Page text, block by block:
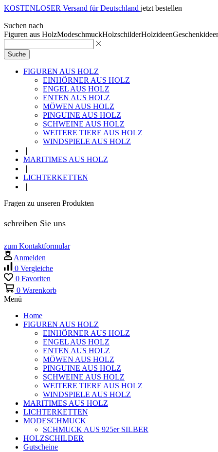
KOSTENLOSER Versand für Deutschland jetzt bestellen
Suchen nach
Figuren aus HolzModeschmuckHolzschilderHolzideen
Suche
FIGUREN AUS HOLZ
EINHÖRNER AUS HOLZ
ENGEL AUS HOLZ
ENTEN AUS HOLZ
MÖWEN AUS HOLZ
PINGUINE AUS HOLZ
SCHWEINE AUS HOLZ
WEITERE TIERE AUS HOLZ
WINDSPIELE AUS HOLZ
MARITIMES AUS HOLZ
LICHTERKETTEN
Fragen zu unseren Produkten
schreiben Sie uns
zum Kontaktformular
Anmelden
0 Vergleiche
0 Favoriten
0 Warenkorb
Menü
Home
FIGUREN AUS HOLZ
EINHÖRNER AUS HOLZ
ENGEL AUS HOLZ
ENTEN AUS HOLZ
MÖWEN AUS HOLZ
PINGUINE AUS HOLZ
SCHWEINE AUS HOLZ
WEITERE TIERE AUS HOLZ
WINDSPIELE AUS HOLZ
MARITIMES AUS HOLZ
LICHTERKETTEN
MODESCHMUCK
SCHMUCK AUS 925er SILBER
HOLZSCHILDER
Gutscheine